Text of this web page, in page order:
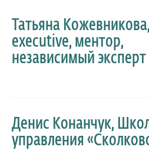
Татьяна
executive, ментор,
независимый эксперт
Денис Конанчук,
управления